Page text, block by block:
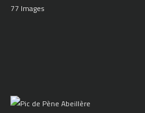
77 Images